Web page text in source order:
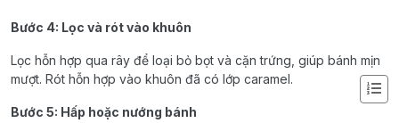
Bước 4: Lọc và rót vào khuôn
Lọc hỗn hợp qua rây để loại bỏ bọt và cặn trứng, giúp bánh mịn
mượt. Rót hỗn hợp vào khuôn đã có lớp caramel.
Bước 5: Hấp hoặc nướng bánh